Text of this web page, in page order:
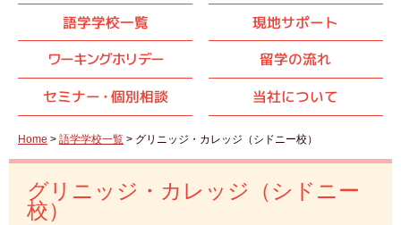
語学学校一覧
現地サポート
ワーキングホリデー
留学の流れ
セミナー・ 個別相談 当社について
Home > 語学学校一覧 > グリニッジ・カレッジ（シドニー校）
グリニッジ・カレッジ（シドニー
校）